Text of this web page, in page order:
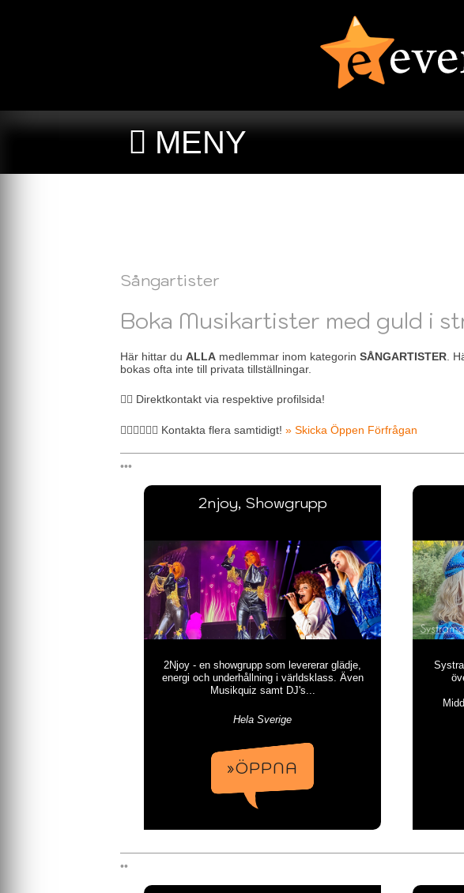
MENY
Sångartister
Boka Musikartister med guld i
Här hittar du ALLA medlemmar inom kategorin SÅNGARTISTER .
bokas ofta inte till privata tillställningar.
🖐🏼 Direktkontakt via respektive profilsida!
🖐🏼🖐🏼🖐🏼 Kontakta flera samtidigt! » Skicka Öppen Förfrågan
2njoy, Showgrupp
2Njoy - en showgrupp som levererar glädje,
energi och underhållning i världsklass. Även
Musikquiz samt DJ's...
Hela Sverige
»ÖPPNA